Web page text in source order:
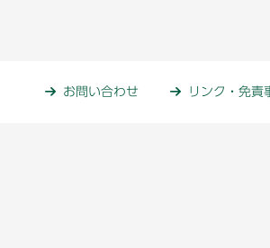
お問い合わせ リンク・免責